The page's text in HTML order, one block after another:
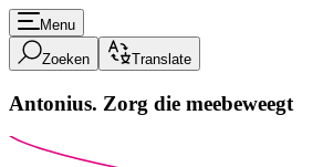
Menu
Zoeken Translate
Antonius. Zorg die meebeweegt